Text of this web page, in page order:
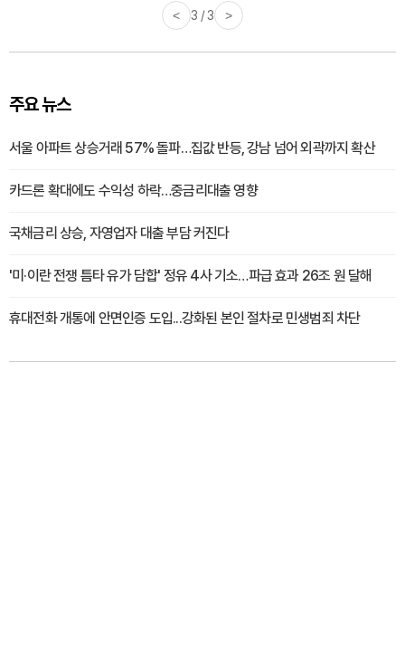
< 3 / 3 >
주요 뉴스
서울 아파트 상승거래 57% 돌파…집값 반등, 강남 넘어 외곽까지 확산
카드론 확대에도 수익성 하락…중금리대출 영향
국채금리 상승, 자영업자 대출 부담 커진다
'미·이란 전쟁 틈타 유가 담합' 정유 4사 기소…파급 효과 26조 원 달해
휴대전화 개통에 안면인증 도입...강화된 본인 절차로 민생범죄 차단